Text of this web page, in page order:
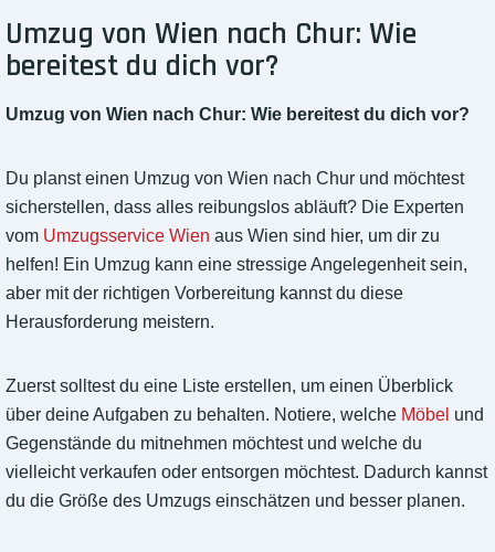
Umzug von Wien nach Chur: Wie
bereitest du dich vor?
Umzug von Wien nach Chur: Wie bereitest du dich vor?
Du planst einen Umzug von Wien nach Chur und möchtest
sicherstellen, dass alles reibungslos abläuft? Die Experten
vom Umzugsservice Wien aus Wien sind hier, um dir zu
helfen! Ein Umzug kann eine stressige Angelegenheit sein,
aber mit der richtigen Vorbereitung kannst du diese
Herausforderung meistern.
Zuerst solltest du eine Liste erstellen, um einen Überblick
über deine Aufgaben zu behalten. Notiere, welche Möbel und
Gegenstände du mitnehmen möchtest und welche du
vielleicht verkaufen oder entsorgen möchtest. Dadurch kannst
du die Größe des Umzugs einschätzen und besser planen.